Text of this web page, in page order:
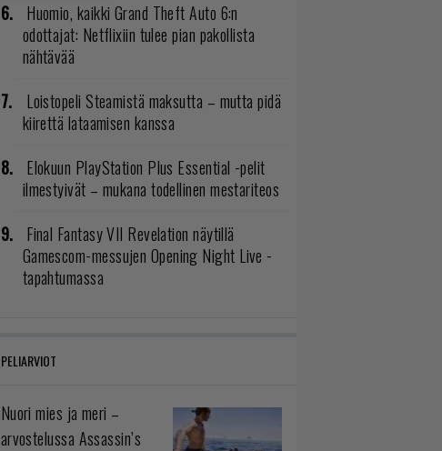
Huomio, kaikki Grand Theft Auto 6:n
odottajat: Netflixiin tulee pian pakollista
nähtävää
Loistopeli Steamistä maksutta – mutta pidä
kiirettä lataamisen kanssa
Elokuun PlayStation Plus Essential -pelit
ilmestyivät – mukana todellinen mestariteos
Final Fantasy VII Revelation näytillä
Gamescom-messujen Opening Night Live -
tapahtumassa
PELIARVIOT
Nuori mies ja meri –
arvostelussa Assassin’s